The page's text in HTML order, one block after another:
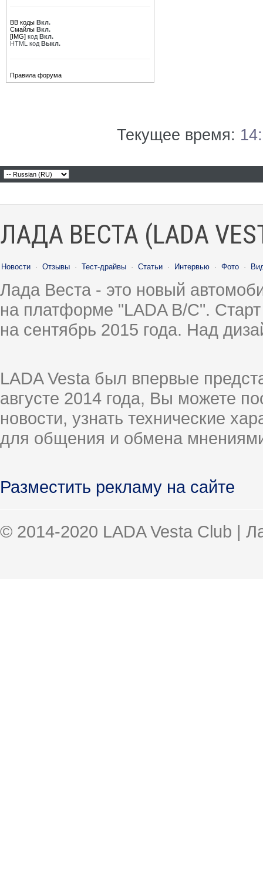
BB коды Вкл.
Смайлы Вкл.
[IMG] код Вкл.
HTML код Выкл.
Правила форума
Текущее время:
ЛАДА ВЕСТА (LADA
Новости · Отзывы · Тест-драйвы · Статьи · Интервью · Фото ·
Лада Веста - это новый
на платформе "LADA B/C".
на сентябрь 2015 года. Над
LADA Vesta был впервые
августе 2014 года, Вы можете
новости, узнать технические
для общения и обмена
Разместить рекламу на сайте
© 2014-2020 LADA Vesta Club |